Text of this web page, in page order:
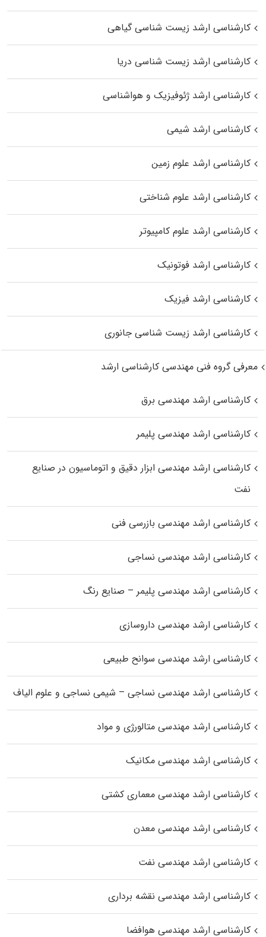
کارشناسی ارشد زیست‌ شناسی گیاهی
کارشناسی ارشد زیست‌ شناسی دریا
کارشناسی ارشد ژئوفیزیک و هواشناسی
کارشناسی ارشد شیمی
کارشناسی ارشد علوم زمین
کارشناسی ارشد علوم شناختی
کارشناسی ارشد علوم کامپیوتر
کارشناسی ارشد فوتونیک
کارشناسی ارشد فیزیک
کارشناسی ارشد زیست‌ شناسی جانوری
معرفی گروه فنی مهندسی کارشناسی ارشد
کارشناسی ارشد مهندسی برق
کارشناسی ارشد مهندسی پلیمر
کارشناسی ارشد مهندسی ابزار دقیق و اتوماسیون در صنایع
نفت
کارشناسی ارشد مهندسی بازرسی فنی
کارشناسی ارشد مهندسی نساجی
کارشناسی ارشد مهندسی پلیمر – صنایع رنگ
کارشناسی ارشد مهندسی داروسازی
کارشناسی ارشد مهندسی سوانح طبیعی
کارشناسی ارشد مهندسی نساجی – شیمی نساجی و علوم الیاف
کارشناسی ارشد مهندسی متالورژی و مواد
کارشناسی ارشد مهندسی مکانیک
کارشناسی ارشد مهندسی معماری کشتی
کارشناسی ارشد مهندسی معدن
کارشناسی ارشد مهندسی نفت
کارشناسی ارشد مهندسی نقشه برداری
کارشناسی ارشد مهندسی هوافضا